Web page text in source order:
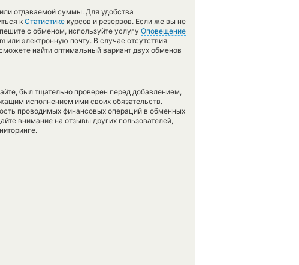
отдаваемой суммы. Для удобства
к Статистике курсов и резервов. Если же вы не
с обменом, используйте услугу Оповещение
или электронную почту. В случае отсутствия
найти оптимальный вариант двух обменов
был тщательно проверен перед добавлением,
исполнением ими своих обязательств.
проводимых финансовых операций в обменных
внимание на отзывы других пользователей,